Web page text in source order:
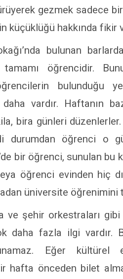
gezmek sadece
küçüklüğü hakkında fikir
bulunan
öğrencidir.
bulunduğu
daha vardır. Haftanın
bira günleri düzenlerler.
durumdan öğrenci o
bir öğrenci, sunulan bu
öğrenci evinden hiç
üniversite öğrenimini
ve şehir orkestraları
daha fazla ilgi vardır.
Eğer kültürel
hafta önceden bilet